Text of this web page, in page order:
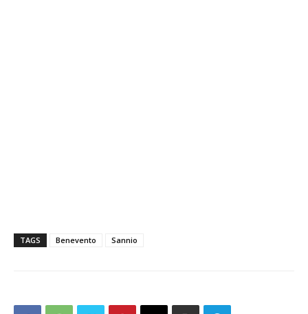
TAGS Benevento Sannio